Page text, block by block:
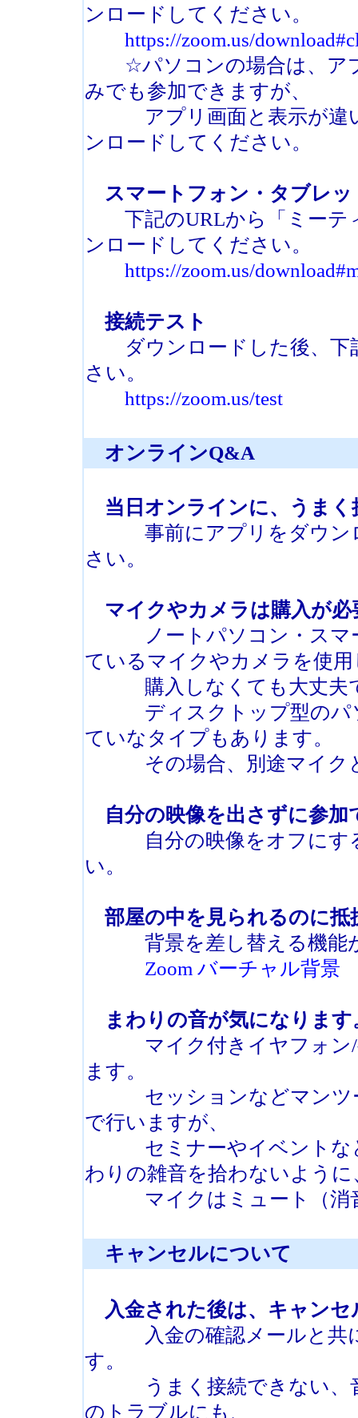
ンロードしてください。
https://zoom.us/
☆パソコンの場合は、ア
みでも参加できますが、
アプリ画面と表示が違い
ンロードしてください。
スマートフォン・タブレッ
下記のURLから「ミーテ
ンロードしてください。
https://zoom.us/
接続テスト
ダウンロードした後、下
さい。
https://zoom.us/test
オンラインQ&A
当日オンラインに、うまく
事前にアプリをダウンロ
さい。
マイクやカメラは購入が必
ノートパソコン・スマー
ているマイクやカメラを使
購入しなくても大丈夫
ディスクトップ型のパソ
ていなタイプもあります。
その場合、別途マイクと
自分の映像を出さずに参加
自分の映像をオフにする
い。
部屋の中を見られるのに抵
背景を差し替える機能
Zoom バーチャル背景
まわりの音が気になります
マイク付きイヤフォン/
ます。
セッションなどマンツー
で行いますが、
セミナーやイベントなど
わりの雑音を拾わないように
マイクはミュート（消音
キャンセルについて
入金された後は、キャンセ
入金の確認メールと共に
す。
うまく接続できない、音
のトラブルにも、